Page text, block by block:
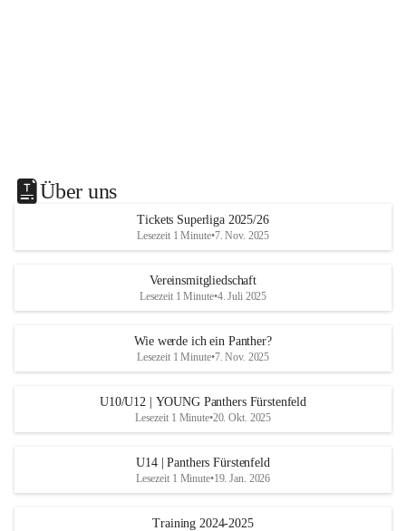
Über uns
Tickets Superliga 2025/26
Lesezeit 1 Minute•7. Nov. 2025
Vereinsmitgliedschaft
Lesezeit 1 Minute•4. Juli 2025
Wie werde ich ein Panther?
Lesezeit 1 Minute•7. Nov. 2025
U10/U12 | YOUNG Panthers Fürstenfeld
Lesezeit 1 Minute•20. Okt. 2025
U14 | Panthers Fürstenfeld
Lesezeit 1 Minute•19. Jan. 2026
Training 2024-2025